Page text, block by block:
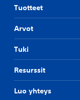
Tuotteet
Arvot
Tuki
Resurssit
Luo yhteys